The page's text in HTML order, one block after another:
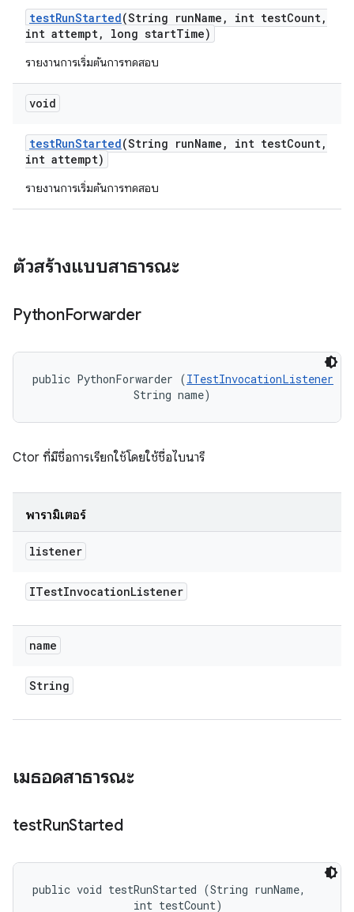
testRunStarted(String runName , int testCount,
int attempt, long startTime)
รายงานการเริ่มต้นการทดสอบ
void
testRunStarted(String runName , int testCount,
int attempt)
รายงานการเริ่มต้นการทดสอบ
ตัวสร้างแบบสาธารณะ
PythonForwarder
public PythonForwarder (ITestInvocationListener
                String name)
Ctor ที่มีชื่อการเรียกใช้โดยใช้ชื่อไบนารี
พารามิเตอร์
listener
ITestInvocationListener
name
String
เมธอดสาธารณะ
testRunStarted
public void testRunStarted (String runName,
                int testCount)